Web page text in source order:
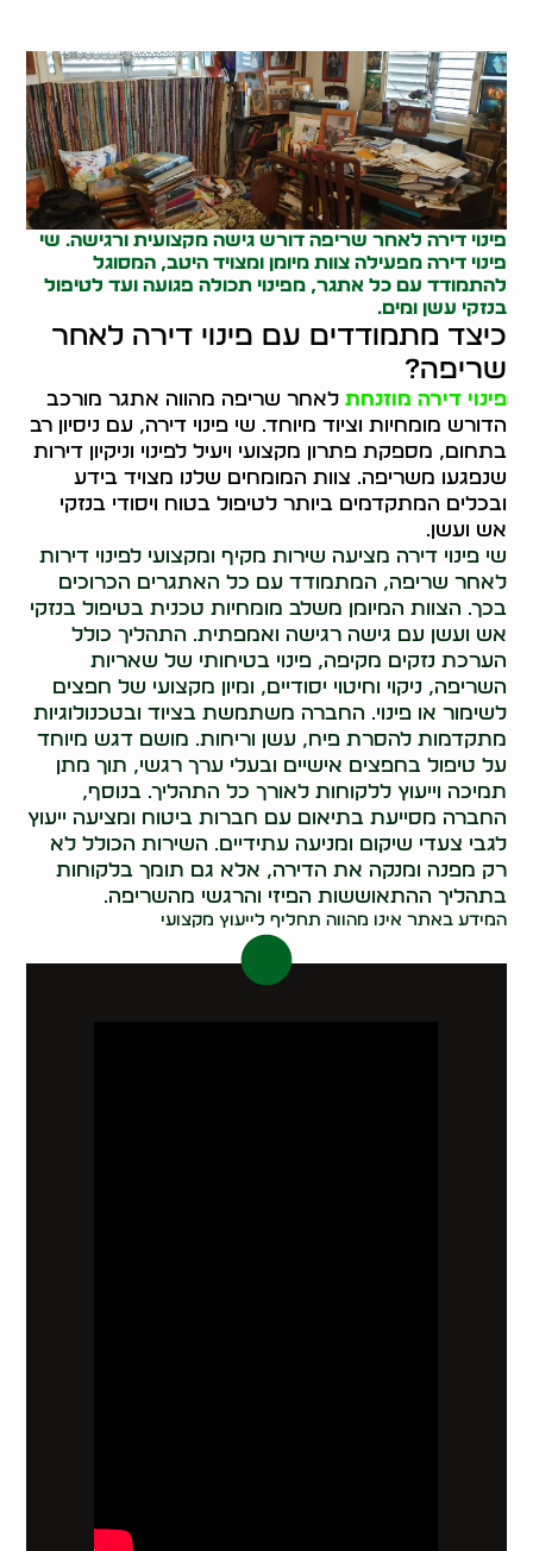
פינוי דירה לאחר שריפה דורש גישה מקצועית ורגישה. שי
פינוי דירה מפעילה צוות מיומן ומצויד היטב, המסוגל
להתמודד עם כל אתגר, מפינוי תכולה פגועה ועד לטיפול
בנזקי עשן ומים.
כיצד מתמודדים עם פינוי דירה לאחר
שריפה?
פינוי דירה מוזנחת לאחר שריפה מהווה אתגר מורכב
הדורש מומחיות וציוד מיוחד. שי פינוי דירה, עם ניסיון רב
בתחום, מספקת פתרון מקצועי ויעיל לפינוי וניקיון דירות
שנפגעו משריפה. צוות המומחים שלנו מצויד בידע
ובכלים המתקדמים ביותר לטיפול בטוח ויסודי בנזקי
אש ועשן.
שי פינוי דירה מציעה שירות מקיף ומקצועי לפינוי דירות
לאחר שריפה, המתמודד עם כל האתגרים הכרוכים
בכך. הצוות המיומן משלב מומחיות טכנית בטיפול בנזקי
אש ועשן עם גישה רגישה ואמפתית. התהליך כולל
הערכת נזקים מקיפה, פינוי בטיחותי של שאריות
השריפה, ניקוי וחיטוי יסודיים, ומיון מקצועי של חפצים
לשימור או פינוי. החברה משתמשת בציוד ובטכנולוגיות
מתקדמות להסרת פיח, עשן וריחות. מושם דגש מיוחד
על טיפול בחפצים אישיים ובעלי ערך רגשי, תוך מתן
תמיכה וייעוץ ללקוחות לאורך כל התהליך. בנוסף,
החברה מסייעת בתיאום עם חברות ביטוח ומציעה ייעוץ
לגבי צעדי שיקום ומניעה עתידיים. השירות הכולל לא
רק מפנה ומנקה את הדירה, אלא גם תומך בלקוחות
בתהליך ההתאוששות הפיזי והרגשי מהשריפה.
המידע באתר אינו מהווה תחליף לייעוץ מקצועי